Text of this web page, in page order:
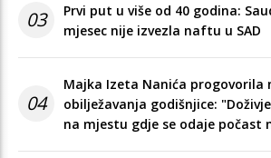
03
Prvi put u više od 40 godina:
mjesec nije izvezla naftu u SAD
04
Majka Izeta Nanića progovorila
obilježavanja godišnjice:
na mjestu gdje se odaje počast